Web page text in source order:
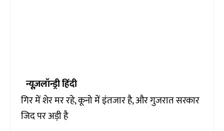
न्यूज़लॉन्ड्री हिंदी
गिर में शेर मर रहे, कूनो में इंतजार है, और गुजरात सरकार
जिद पर अड़ी है